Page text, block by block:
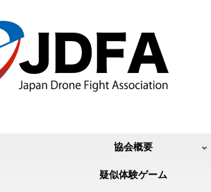
協会概要
疑似体験ゲーム